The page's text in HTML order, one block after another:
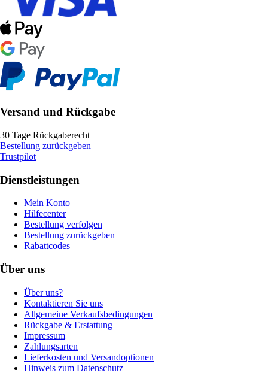
Versand und Rückgabe
30 Tage Rückgaberecht
Bestellung zurückgeben
Trustpilot
Dienstleistungen
Mein Konto
Hilfecenter
Bestellung verfolgen
Bestellung zurückgeben
Rabattcodes
Über uns
Über uns?
Kontaktieren Sie uns
Allgemeine Verkaufsbedingungen
Rückgabe & Erstattung
Impressum
Zahlungsarten
Lieferkosten und Versandoptionen
Hinweis zum Datenschutz